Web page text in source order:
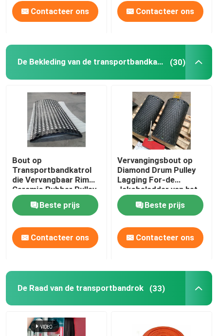
Contacteer ons Contacteer ons
De Bekleding van de transportbandkatrol (30)
Bout op
Transportbandkatrol
die Vervangbaar Rim
Ceramic Rubber Pulley
Lagging achterblijven
Beste prijs
Contacteer ons
Vervangingsbout op
Diamond Drum Pulley
Lagging For-de
Jakobsladder van het
Ovenvoer
Beste prijs
Contacteer ons
De Raad van de transportbandrok (33)